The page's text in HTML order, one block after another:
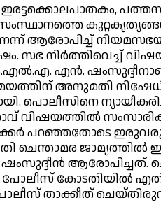
ഇരട്ടക്കൊലപാതകം,
സംസ്ഥാനത്തെ
ആരോപിച്ച്
സഭ നിര്‍ത്തിവെച്ച്
എന്‍.
അനുമതി
പൊലീസിനെ
വിഷയത്തില്‍
പറഞ്ഞതോടെ
ചെന്താമര ജാമ്യത്തില്‍
ആരോപിച്ചത്.
കോടതിയില്‍
താക്കീത്